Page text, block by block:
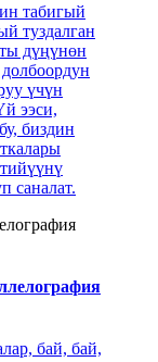
табигый
туздалган
дүңүнөн
үчүн
ээси,
биздин
саналат.
бай, бай,